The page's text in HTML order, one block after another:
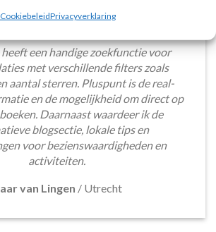
CookiebeleidPrivacyverklaring
een handige zoekfunctie voor
met verschillende filters zoals
aantal sterren. Pluspunt is de real-
en de mogelijkheid om direct op
Daarnaast waardeer ik de
blogsectie, lokale tips en
voor bezienswaardigheden en
activiteiten.
van Lingen / Utrecht